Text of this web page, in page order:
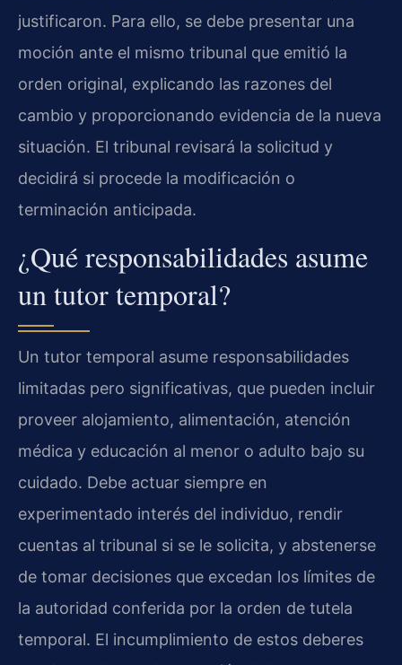
justificaron. Para ello, se debe presentar una
moción ante el mismo tribunal que emitió la
orden original, explicando las razones del
cambio y proporcionando evidencia de la nueva
situación. El tribunal revisará la solicitud y
decidirá si procede la modificación o
terminación anticipada.
¿Qué responsabilidades asume
un tutor temporal?
Un tutor temporal asume responsabilidades
limitadas pero significativas, que pueden incluir
proveer alojamiento, alimentación, atención
médica y educación al menor o adulto bajo su
cuidado. Debe actuar siempre en
experimentado interés del individuo, rendir
cuentas al tribunal si se le solicita, y abstenerse
de tomar decisiones que excedan los límites de
la autoridad conferida por la orden de tutela
temporal. El incumplimiento de estos deberes